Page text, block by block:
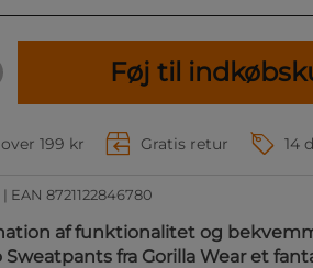
Føj til
199 kr Gratis retur 14
EAN 8721122846780
af funktionalitet og
Sweatpants fra Gorilla Wear et